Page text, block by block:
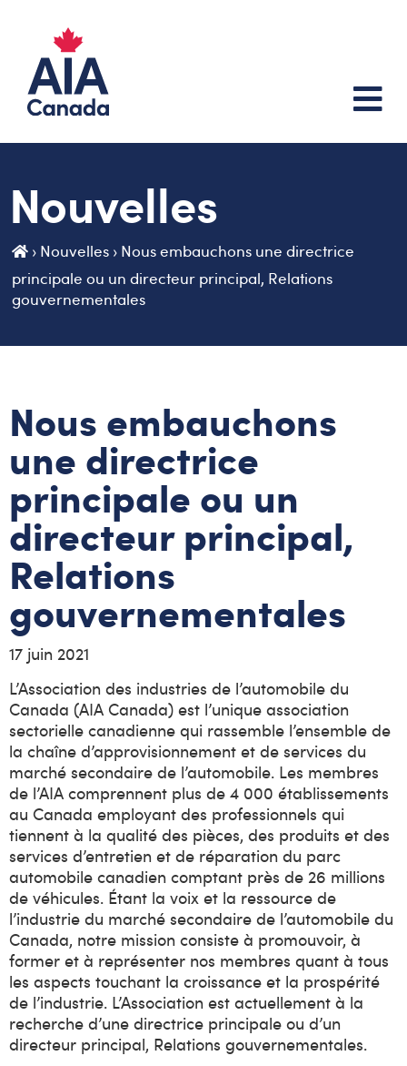
Nouvelles
› Nouvelles › Nous embauchons une directrice
principale ou un directeur principal, Relations
gouvernementales
Nous embauchons
une directrice
principale ou un
directeur principal,
Relations
gouvernementales
17 juin 2021
L’Association des industries de l’automobile du
Canada (AIA Canada) est l’unique association
sectorielle canadienne qui rassemble l’ensemble de
la chaîne d’approvisionnement et de services du
marché secondaire de l’automobile. Les membres
de l’AIA comprennent plus de 4 000 établissements
au Canada employant des professionnels qui
tiennent à la qualité des pièces, des produits et des
services d’entretien et de réparation du parc
automobile canadien comptant près de 26 millions
de véhicules. Étant la voix et la ressource de
l’industrie du marché secondaire de l’automobile du
Canada, notre mission consiste à promouvoir, à
former et à représenter nos membres quant à tous
les aspects touchant la croissance et la prospérité
de l’industrie. L’Association est actuellement à la
recherche d’une directrice principale ou d’un
directeur principal, Relations gouvernementales.